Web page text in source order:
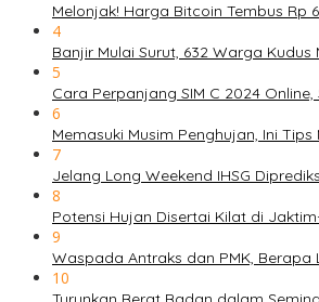
Melonjak! Harga Bitcoin Tembus Rp
4
Banjir Mulai Surut, 632 Warga
5
Cara Perpanjang SIM C 2024
6
Memasuki Musim Penghujan, Ini
7
Jelang Long Weekend IHSG
8
Potensi Hujan Disertai Kilat di
9
Waspada Antraks dan PMK,
10